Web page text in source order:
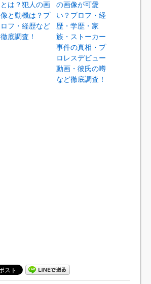
とは？犯人の画
像と動機は？プ
ロフ・経歴など
徹底調査！
の画像が可愛
い？プロフ・経
歴・学歴・家
族・ストーカー
事件の真相・プ
ロレスデビュー
動画・彼氏の噂
など徹底調査！